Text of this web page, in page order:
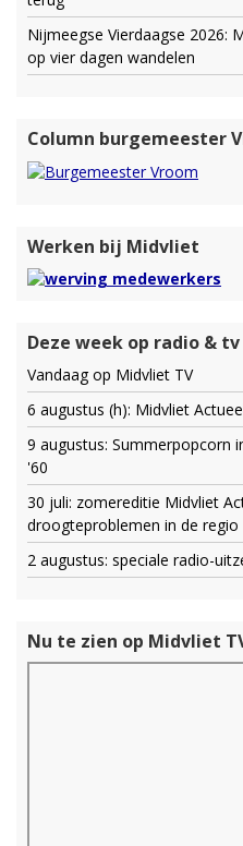
Nijmeegse Vierdaagse 2026:
op vier dagen wandelen
Column burgemeester
Werken bij Midvliet
Deze week op radio & tv
Vandaag op Midvliet TV
6 augustus (h): Midvliet
9 augustus: Summerpopcorn
'60
30 juli: zomereditie Midvliet
droogteproblemen in de regio
2 augustus: speciale radio-
Nu te zien op Midvliet